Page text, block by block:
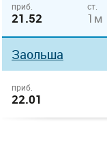
приб.
21.52
ст.
1м
Заольша
приб.
22.01